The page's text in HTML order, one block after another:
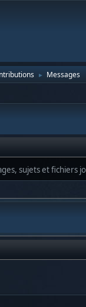
► Messages
sujets et fichiers